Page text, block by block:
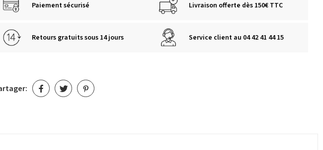
Paiement sécurisé Livraison offerte dès 150€ TTC
Retours gratuits sous 14 jours Service client au 04 42 41 44 15